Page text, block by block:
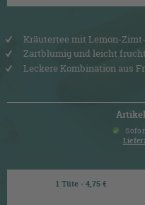
Kräutertee mit Lemon-
Zartblumig und leicht
Leckere Kombination aus
1 Tüte - 4,75 €